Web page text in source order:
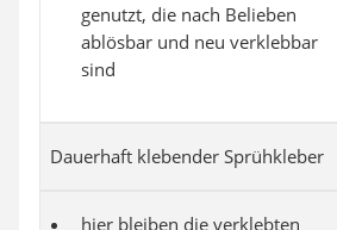
genutzt, die nach Belieben
ablösbar und neu verklebbar
sind
Dauerhaft klebender Sprühkleber
hier bleiben die verklebten